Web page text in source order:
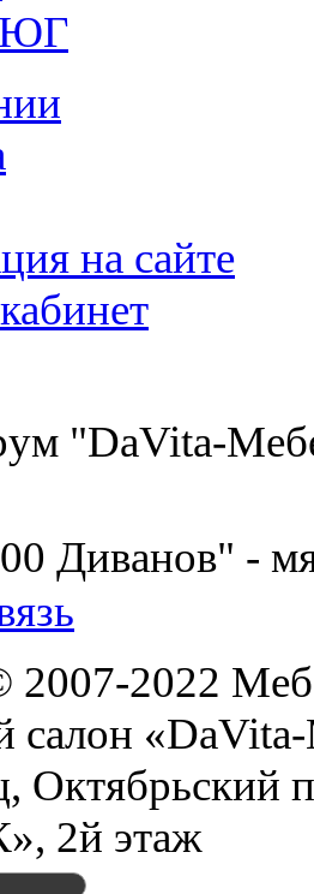
на сайте
"DaVita-
Диванов" -
2022
салон
Октябрьский
2й этаж